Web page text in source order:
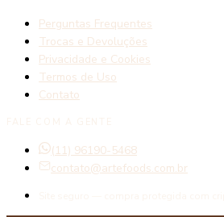
Perguntas Frequentes
Trocas e Devoluções
Privacidade e Cookies
Termos de Uso
Contato
(11) 96190-5468
contato@artefoods.com.br